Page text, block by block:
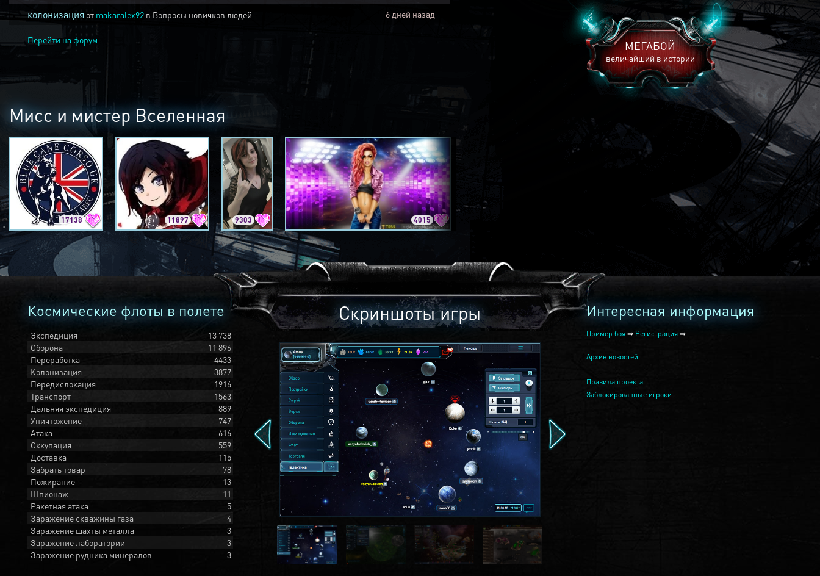
МЕГАБОЙ
величайший в истории
колонизация от makaralex92 в Вопросы новичков людей 6 дней назад
Перейти на форум
Мисс и мистер Вселенная
17138 11897 9303 4015 2240
Космические флоты в полете
Экспедиция
13 738
Оборона
11 896
Переработка
4433
Колонизация
3877
Передислокация
1916
Транспорт
1563
Дальняя экспедиция
889
Уничтожение
747
Атака
616
Оккупация
559
Доставка
115
Забрать товар
78
Пожирание
13
Шпионаж
11
Ракетная атака
5
Заражение скважины газа
4
Заражение шахты металла
3
Заражение лаборатории
3
Заражение рудника минералов
3
Скриншоты игры Интересная информация
Пример боя ⇒ Регистрация ⇒
Архив новостей
Правила проекта
Заблокированные игроки